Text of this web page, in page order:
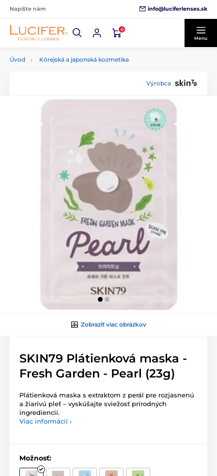
Napíšte nám info@luciferlenses.sk
0
Menu
Úvod Kórejská a japonská kozmetika
Výrobca
Zobraziť viac obrázkov
SKIN79 Plátienková maska -
Fresh Garden - Pearl (23g)
Plátienková maska s extraktom z perál pre rozjasnenú
a žiarivú pleť – vyskúšajte sviežosť prírodných
ingrediencií.
Viac informácií ›
Možnosť: